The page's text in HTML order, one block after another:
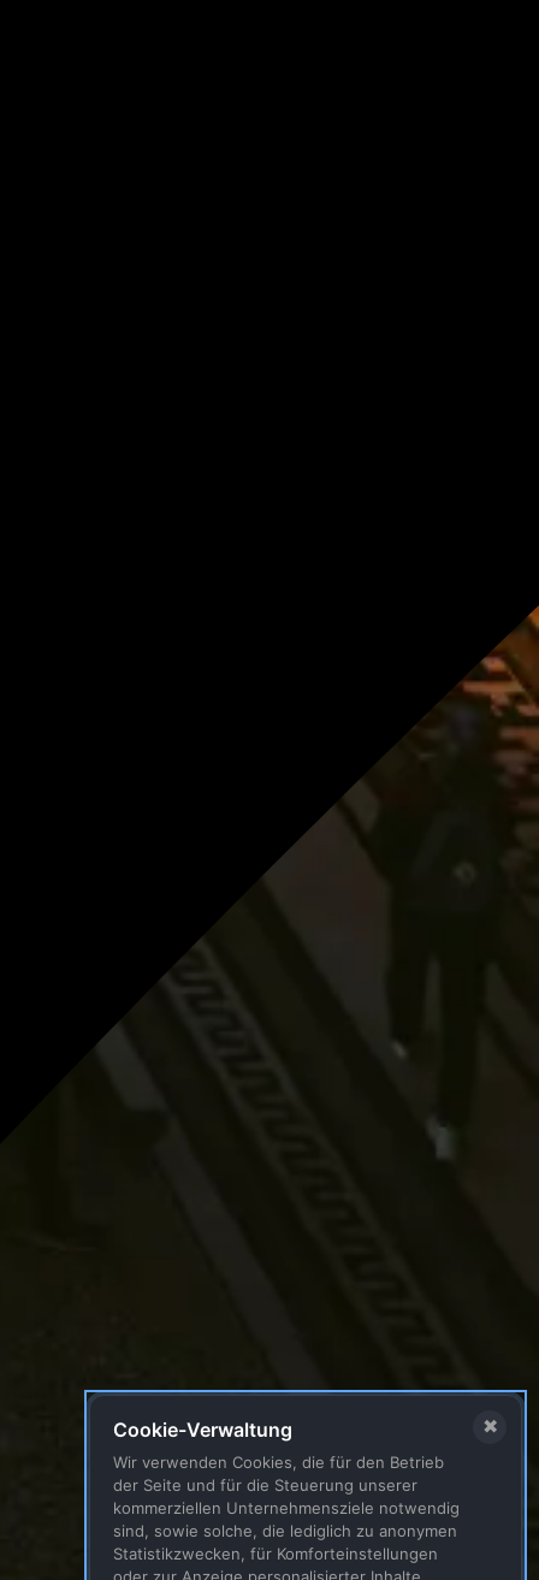
Cookie-Verwaltung
Wir verwenden Cookies, die für den Betrieb
der Seite und für die Steuerung unserer
kommerziellen Unternehmensziele notwendig
sind, sowie solche, die lediglich zu anonymen
Statistikzwecken, für Komforteinstellungen
✖